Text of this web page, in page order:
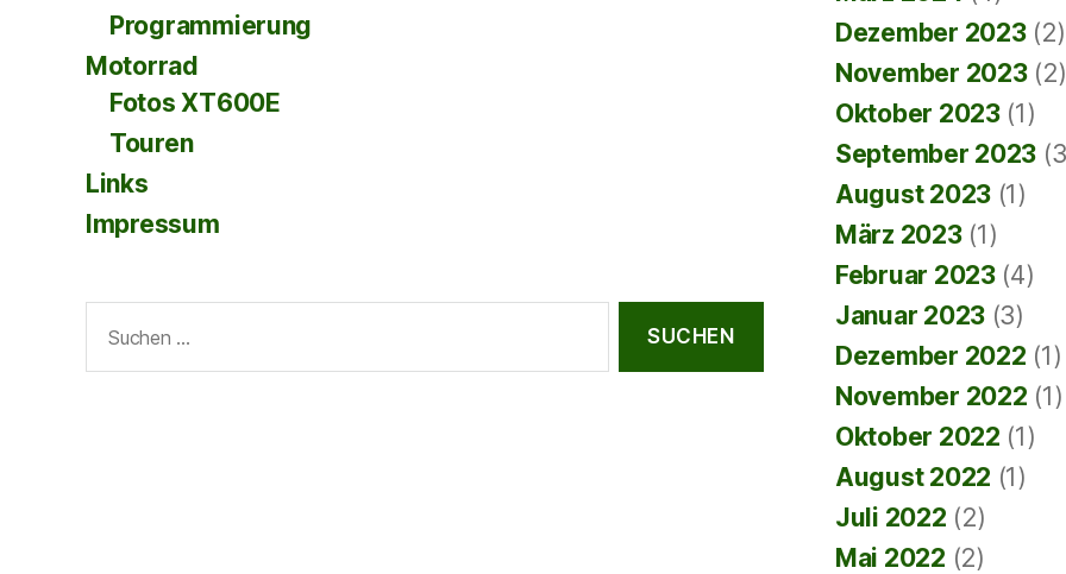
Programmierung
Motorrad
Fotos XT600E
Touren
Links
Impressum
nach:
Dezember 2023(2)
November 2023(2)
Oktober 2023(1)
September 2023
August 2023 (1)
März 2023(1)
Februar 2023(4)
Januar 2023 (3)
Dezember 2022 (1)
November 2022 (1)
Oktober 2022 (1)
August 2022 (1)
Juli 2022 (2)
Mai 2022 (2)